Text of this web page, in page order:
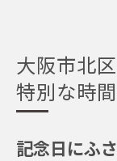
大阪市北
特別な時
記念日にふ